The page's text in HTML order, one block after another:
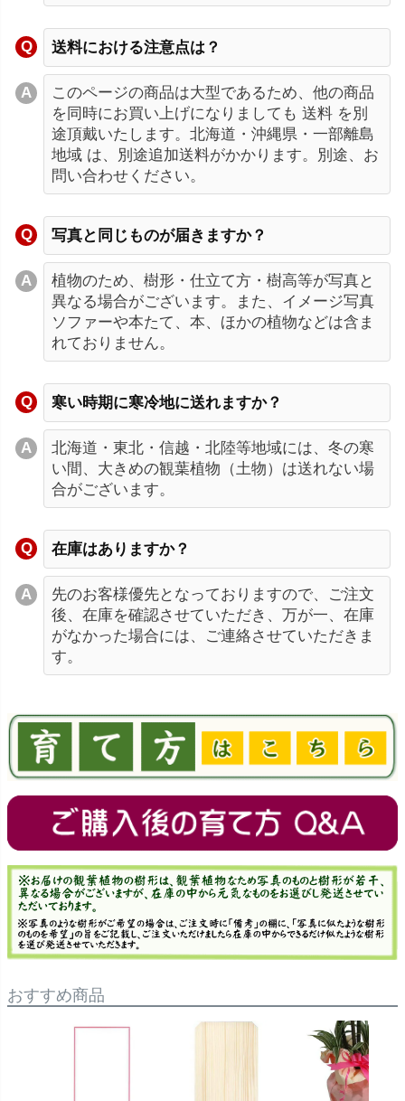
送料における注意点は？
このページの商品は大型であるため、他の商品
を同時にお買い上げになりましても 送料 を別
途頂戴いたします。北海道・沖縄県・一部離島
地域 は、別途追加送料がかかります。別途、お
問い合わせください。
写真と同じものが届きますか？
植物のため、樹形・仕立て方・樹高等が写真と
異なる場合がございます。また、イメージ写真
ソファーや本たて、本、ほかの植物などは含ま
れておりません。
寒い時期に寒冷地に送れますか？
北海道・東北・信越・北陸等地域には、冬の寒
い間、大きめの観葉植物（土物）は送れない場
合がございます。
在庫はありますか？
先のお客様優先となっておりますので、ご注文
後、在庫を確認させていただき、万が一、在庫
がなかった場合には、ご連絡させていただきま
す。
おすすめ商品